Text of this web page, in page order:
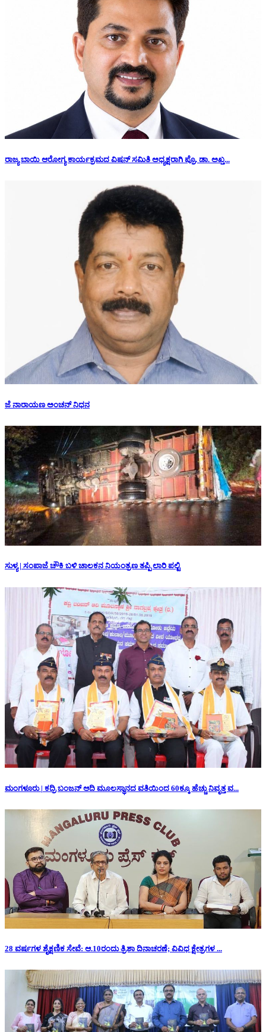
ರಾಜ್ಯ ಬಾಯಿ ಆರೋಗ್ಯ ಕಾರ್ಯಕ್ರಮದ ವಿಷನ್ ಸಮಿತಿ ಅಧ್ಯಕ್ಷರಾಗಿ ಪ್ರೊ. ಡಾ. ಅಖ್ತ...
ಜೆ ನಾರಾಯಣ ಅಂಚನ್ ನಿಧನ
ಸುಳ್ಯ | ಸಂಪಾಜೆ ಚೌಕಿ ಬಳಿ ಚಾಲಕನ ನಿಯಂತ್ರಣ ತಪ್ಪಿ ಲಾರಿ ಪಲ್ಟಿ
ಮಂಗಳೂರು | ಕದ್ರಿ ಬಂಜನ್ ಆದಿ ಮೂಲಸ್ಥಾನದ ವತಿಯಿಂದ 60ಕ್ಕೂ ಹೆಚ್ಚು ನಿವೃತ್ತ ವ...
28 ವರ್ಷಗಳ ಶೈಕ್ಷಣಿಕ ಸೇವೆ: ಆ.10ರಂದು ತ್ರಿಶಾ ದಿನಾಚರಣೆ; ವಿವಿಧ ಕ್ಷೇತ್ರಗಳ ...